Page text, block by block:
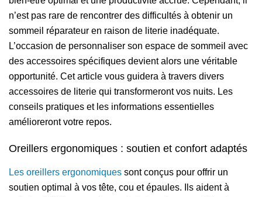
n’est pas rare de rencontrer des difficultés à obtenir un
sommeil réparateur en raison de literie inadéquate.
L’occasion de personnaliser son espace de sommeil avec
des accessoires spécifiques devient alors une véritable
opportunité. Cet article vous guidera à travers divers
accessoires de literie qui transformeront vos nuits. Les
conseils pratiques et les informations essentielles
amélioreront votre repos.
Oreillers ergonomiques : soutien et confort adaptés
Les oreillers ergonomiques sont conçus pour offrir un
soutien optimal à vos tête, cou et épaules. Ils aident à